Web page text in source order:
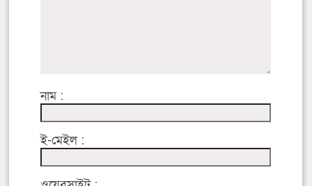
নাম :
ই-মেইল :